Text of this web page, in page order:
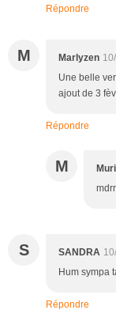
Répondre
M Marlyzen
Une belle
ajout de 3
Répondre
M
S SANDRA
Hum sympa
Répondre